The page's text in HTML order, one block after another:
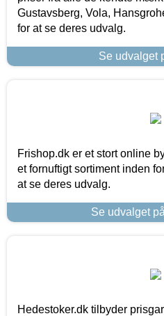
Gustavsberg, Vola,
for at se deres udvalg.
Se udvalget
Frishop.dk er et stort online
et fornuftigt sortiment inden
at se deres udvalg.
Se udvalget
Hedestoker.dk tilbyder